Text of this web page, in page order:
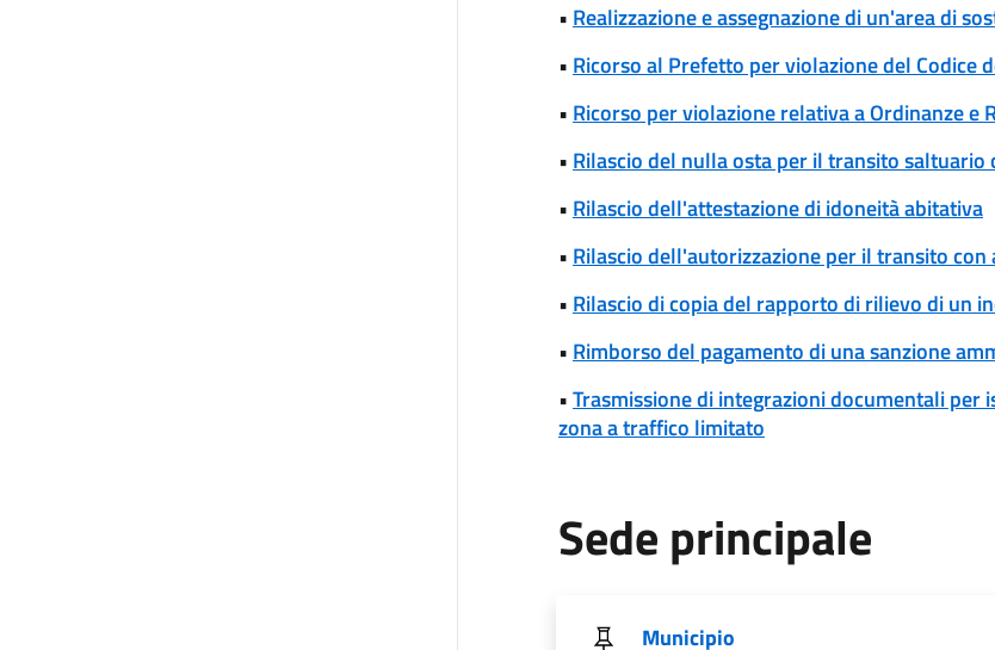
• Realizzazione e assegnazione di un'area di
• Ricorso al Prefetto per violazione del Codice
• Ricorso per violazione relativa a Ordinanze e
• Rilascio del nulla osta per il transito
• Rilascio dell'attestazione di idoneità abitativa
• Rilascio dell'autorizzazione per il transito
• Rilascio di copia del rapporto di rilievo di un
• Rimborso del pagamento di una sanzione
•Trasmissione di integrazioni documentali
zona a traffico limitato
Sede principale
Municipio